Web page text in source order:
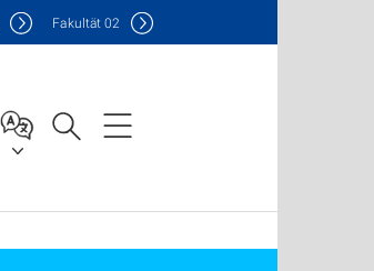
Fakultät02